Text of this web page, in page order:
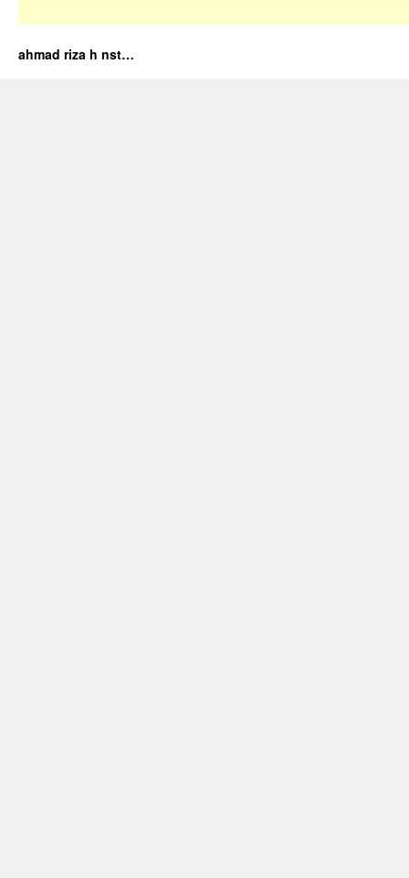
ahmad riza h nst…